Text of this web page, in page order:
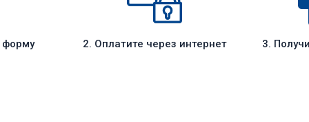
форму 2. Оплатите через интернет 3.